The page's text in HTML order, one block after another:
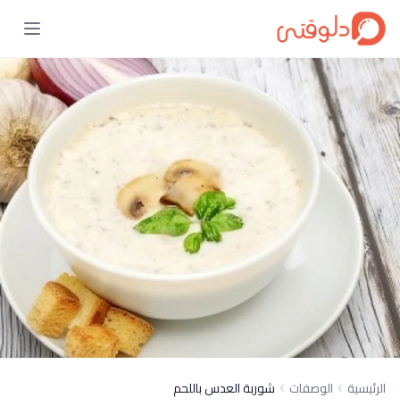
الرئيسية الوصفات شوربة العدس باللحم